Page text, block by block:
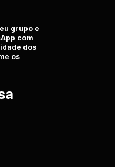
grupo e
com
dos
os